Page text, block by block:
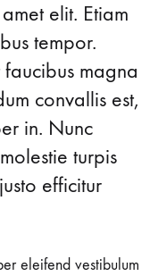
elit. Etiam
tempor.
magna
convallis est,
in. Nunc
turpis
efficitur
eleifend vestibulum